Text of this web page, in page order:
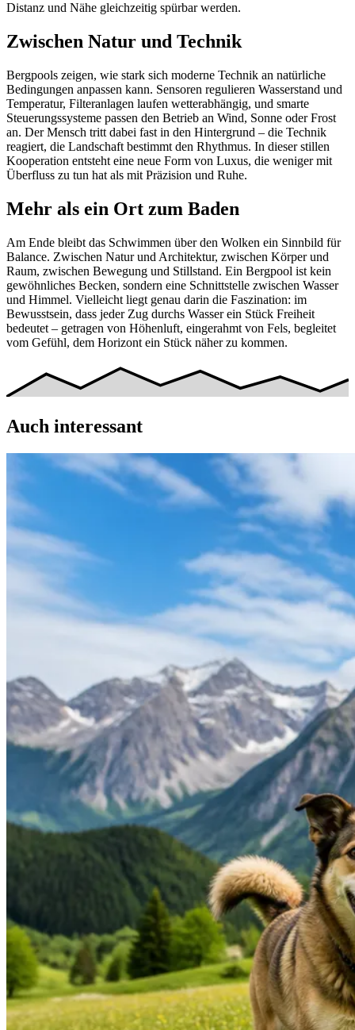
Distanz und Nähe gleichzeitig spürbar werden.
Zwischen Natur und Technik
Bergpools zeigen, wie stark sich moderne Technik an natürliche
Bedingungen anpassen kann. Sensoren regulieren Wasserstand und
Temperatur, Filteranlagen laufen wetterabhängig, und smarte
Steuerungssysteme passen den Betrieb an Wind, Sonne oder Frost
an. Der Mensch tritt dabei fast in den Hintergrund – die Technik
reagiert, die Landschaft bestimmt den Rhythmus. In dieser stillen
Kooperation entsteht eine neue Form von Luxus, die weniger mit
Überfluss zu tun hat als mit Präzision und Ruhe.
Mehr als ein Ort zum Baden
Am Ende bleibt das Schwimmen über den Wolken ein Sinnbild für
Balance. Zwischen Natur und Architektur, zwischen Körper und
Raum, zwischen Bewegung und Stillstand. Ein Bergpool ist kein
gewöhnliches Becken, sondern eine Schnittstelle zwischen Wasser
und Himmel. Vielleicht liegt genau darin die Faszination: im
Bewusstsein, dass jeder Zug durchs Wasser ein Stück Freiheit
bedeutet – getragen von Höhenluft, eingerahmt von Fels, begleitet
vom Gefühl, dem Horizont ein Stück näher zu kommen.
Auch interessant